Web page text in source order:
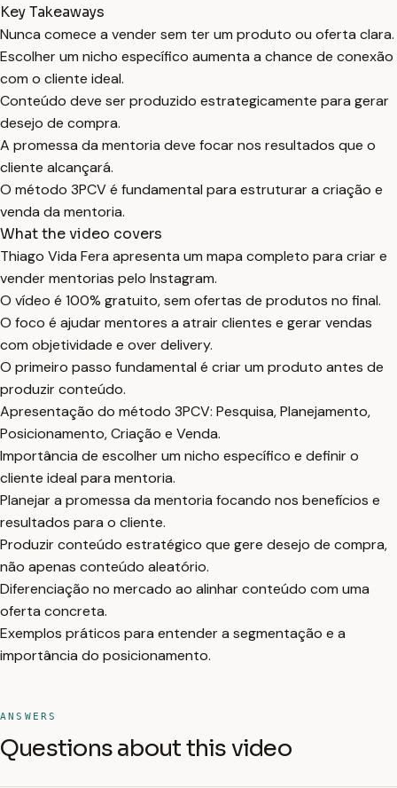
Key Takeaways
Nunca comece a vender sem ter um produto ou oferta clara.
Escolher um nicho específico aumenta a chance de conexão
com o cliente ideal.
Conteúdo deve ser produzido estrategicamente para gerar
desejo de compra.
A promessa da mentoria deve focar nos resultados que o
cliente alcançará.
O método 3PCV é fundamental para estruturar a criação e
venda da mentoria.
What the video covers
Thiago Vida Fera apresenta um mapa completo para criar e
vender mentorias pelo Instagram.
O vídeo é 100% gratuito, sem ofertas de produtos no final.
O foco é ajudar mentores a atrair clientes e gerar vendas
com objetividade e over delivery.
O primeiro passo fundamental é criar um produto antes de
produzir conteúdo.
Apresentação do método 3PCV: Pesquisa, Planejamento,
Posicionamento, Criação e Venda.
Importância de escolher um nicho específico e definir o
cliente ideal para mentoria.
Planejar a promessa da mentoria focando nos benefícios e
resultados para o cliente.
Produzir conteúdo estratégico que gere desejo de compra,
não apenas conteúdo aleatório.
Diferenciação no mercado ao alinhar conteúdo com uma
oferta concreta.
Exemplos práticos para entender a segmentação e a
importância do posicionamento.
ANSWERS
Questions about this video